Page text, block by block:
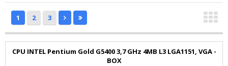
1 2 3
CPU INTEL Pentium Gold G5400 3,7 GHz 4MB L3 LGA1151, VGA -
BOX